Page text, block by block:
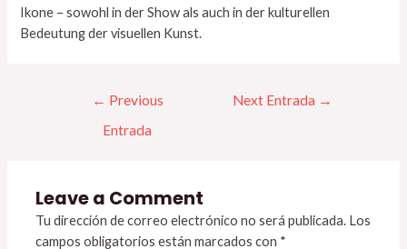
Ikone – sowohl in der Show als auch in der kulturellen
Bedeutung der visuellen Kunst.
← Previous
Entrada
Next Entrada →
Leave a Comment
Tu dirección de correo electrónico no será publicada. Los
campos obligatorios están marcados con *